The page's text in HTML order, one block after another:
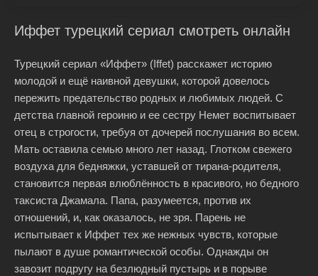
Иффет турецкий сериал смотреть онлайн
Турецкий сериал «Иффет» (Iffet) расскажет историю
молодой и ещё наивной девушки, которой довелось
пережить предательство родных и любимых людей. С
детства главной героиню и ее сестру Немет воспитывает
отец в строгости, требуя от дочерей послушания во всем.
Мать оставила семью много лет назад. Глотком свежего
воздуха для бедняжки, уставшей от тирана-родителя,
становится первая влюблённость в красивого, но бедного
таксиста Джамала. Папа, разумеется, против их
отношений, и, как оказалось, не зря. Парень не
испытывает к Иффет тех же нежных чувств, которые
пылают в душе романтической особы. Однажды он
завозит подругу на безлюдный пустырь и в порыве